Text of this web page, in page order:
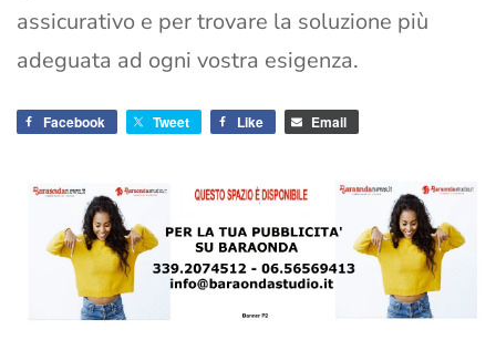
assicurativo e per trovare la soluzione più
adeguata ad ogni vostra esigenza.
Facebook Tweet Like Email